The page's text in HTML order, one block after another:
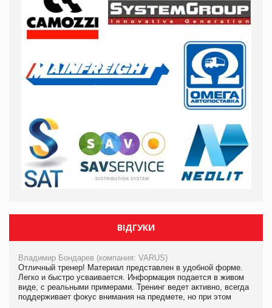
ВІДГУКИ
Владимир Бондарев (компания: VARUS)
Отличный тренер! Материал представлен в удобной форме.
Легко и быстро усваивается. Информация подается в живом
виде, с реальными примерами. Тренинг ведет активно, всегда
поддерживает фокус внимания на предмете, но при этом